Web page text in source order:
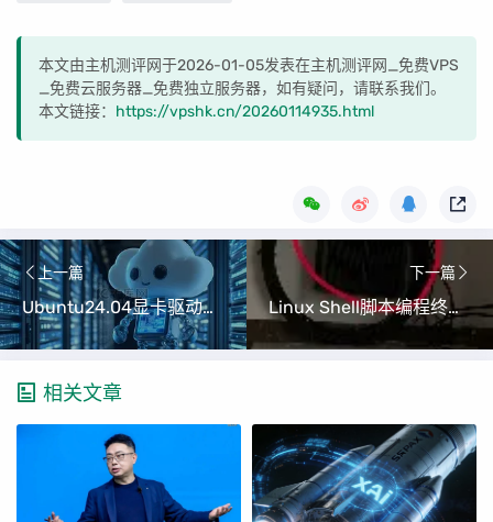
本文由主机测评网于2026-01-05发表在主机测评网_免费VPS
_免费云服务器_免费独立服务器，如有疑问，请联系我们。
本文链接： https://vpshk.cn/20260114935.html
上一篇
Ubuntu24.04显卡驱动安装全攻略（NVIDIA 5070Ti驱动详细教程）
下一篇
Linux Shell脚本编程终极实战（扫描、监控与FTP集成教程）
相关文章